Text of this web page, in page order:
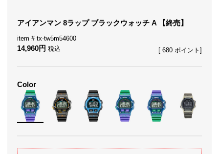
アイアンマン 8ラップ ブラックウォッチ A 【終売】
tx-tw5m54600
14,960 税込 [ 680 ポイント]
Color